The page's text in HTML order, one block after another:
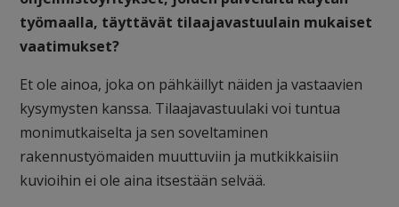
työmaalla, täyttävät tilaajavastuulain mukaiset
vaatimukset?
Et ole ainoa, joka on pähkäillyt näiden ja vastaavien
kysymysten kanssa. Tilaajavastuulaki voi tuntua
monimutkaiselta ja sen soveltaminen
rakennustyömaiden muuttuviin ja mutkikkaisiin
kuvioihin ei ole aina itsestään selvää.